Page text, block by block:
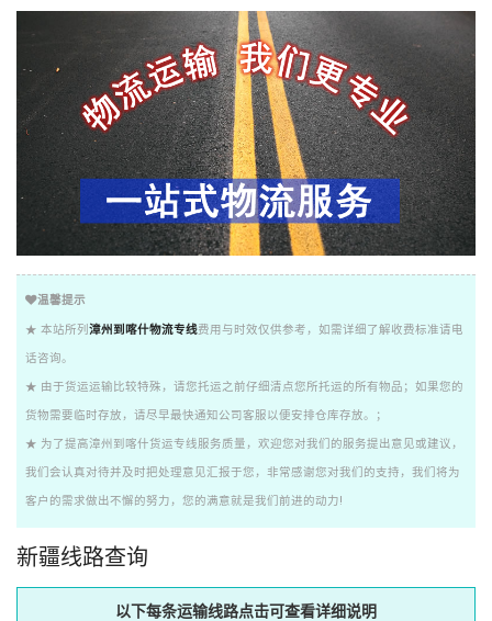
温馨提示
★ 本站所列 漳州到喀什物流专线费用与时效仅供参考，如需详细了解收费标准请电
话咨询。
★ 由于货运运输比较特殊，请您托运之前仔细清点您所托运的所有物品；如果您的
货物需要临时存放，请尽早最快通知公司客服以便安排仓库存放。；
★ 为了提高漳州到喀什货运专线服务质量，欢迎您对我们的服务提出意见或建议，
我们会认真对待并及时把处理意见汇报于您，非常感谢您对我们的支持，我们将为
客户的需求做出不懈的努力，您的满意就是我们前进的动力!
新疆线路查询
以下每条运输线路点击可查看详细说明